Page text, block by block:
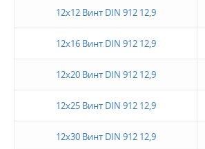
12х12 Винт DIN 912 12,9
12х16 Винт DIN 912 12,9
12х20 Винт DIN 912 12,9
12х25 Винт DIN 912 12,9
12х30 Винт DIN 912 12,9